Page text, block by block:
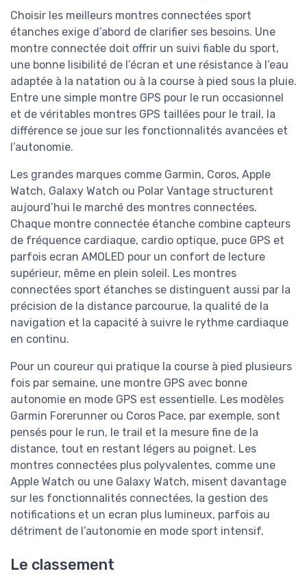
Choisir les meilleurs montres connectées sport
étanches exige d’abord de clarifier ses besoins. Une
montre connectée doit offrir un suivi fiable du sport,
une bonne lisibilité de l’écran et une résistance à l’eau
adaptée à la natation ou à la course à pied sous la pluie.
Entre une simple montre GPS pour le run occasionnel
et de véritables montres GPS taillées pour le trail, la
différence se joue sur les fonctionnalités avancées et
l’autonomie.
Les grandes marques comme Garmin, Coros, Apple
Watch, Galaxy Watch ou Polar Vantage structurent
aujourd’hui le marché des montres connectées.
Chaque montre connectée étanche combine capteurs
de fréquence cardiaque, cardio optique, puce GPS et
parfois ecran AMOLED pour un confort de lecture
supérieur, même en plein soleil. Les montres
connectées sport étanches se distinguent aussi par la
précision de la distance parcourue, la qualité de la
navigation et la capacité à suivre le rythme cardiaque
en continu.
Pour un coureur qui pratique la course à pied plusieurs
fois par semaine, une montre GPS avec bonne
autonomie en mode GPS est essentielle. Les modèles
Garmin Forerunner ou Coros Pace, par exemple, sont
pensés pour le run, le trail et la mesure fine de la
distance, tout en restant légers au poignet. Les
montres connectées plus polyvalentes, comme une
Apple Watch ou une Galaxy Watch, misent davantage
sur les fonctionnalités connectées, la gestion des
notifications et un ecran plus lumineux, parfois au
détriment de l’autonomie en mode sport intensif.
Le classement